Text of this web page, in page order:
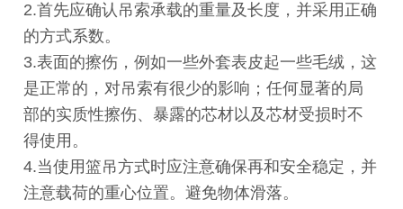
2.首先应确认吊索承载的重量及长度，并采用正确
的方式系数。
3.表面的擦伤，例如一些外套表皮起一些毛绒，这
是正常的，对吊索有很少的影响；任何显著的局
部的实质性擦伤、暴露的芯材以及芯材受损时不
得使用。
4.当使用篮吊方式时应注意确保再和安全稳定，并
注意载荷的重心位置。避免物体滑落。